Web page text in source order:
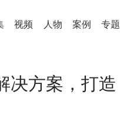
视频 人物 案例 专题
决方案，打造